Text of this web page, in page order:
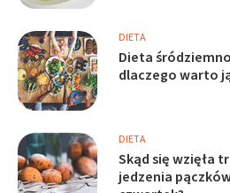
DIETA
Dieta
dlaczego warto
DIETA
Skąd się wzięła
jedzenia